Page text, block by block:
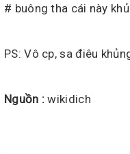
# buông tha cái này
PS: Vô cp, sa điêu
Nguồn :wikidich